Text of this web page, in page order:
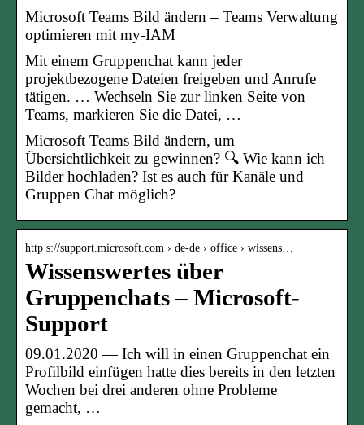
Microsoft Teams Bild ändern – Teams Verwaltung
optimieren mit my-IAM
Mit einem Gruppenchat kann jeder
projektbezogene Dateien freigeben und Anrufe
tätigen. … Wechseln Sie zur linken Seite von
Teams, markieren Sie die Datei, …
Microsoft Teams Bild ändern, um
Übersichtlichkeit zu gewinnen? 🔍 Wie kann ich
Bilder hochladen? Ist es auch für Kanäle und
Gruppen Chat möglich?
http s://support.microsoft.com › de-de › office › wissens…
Wissenswertes über
Gruppenchats – Microsoft-
Support
09.01.2020 — Ich will in einen Gruppenchat ein
Profilbild einfügen hatte dies bereits in den letzten
Wochen bei drei anderen ohne Probleme
gemacht, …